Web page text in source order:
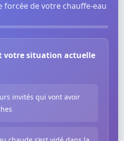
forcée de votre chauffe-eau
votre situation actuelle
invités qui vont avoir